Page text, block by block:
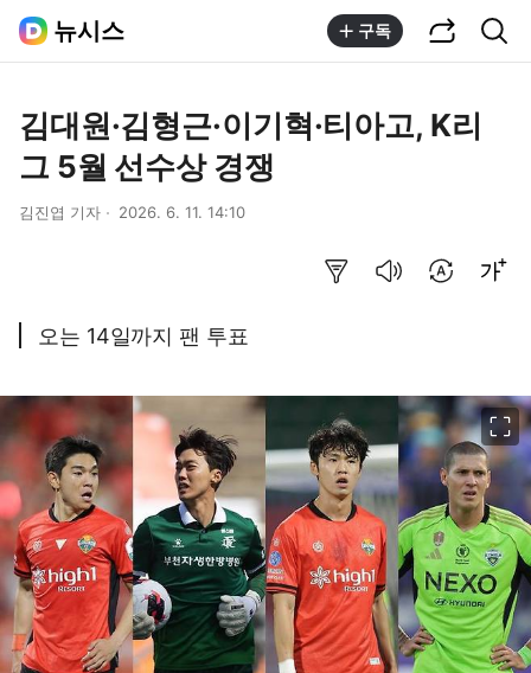
뉴시스 구독
김대원·김형근·이기혁·티아고, K리
그 5월 선수상 경쟁
김진엽 기자 2026. 6. 11. 14:10
오는 14일까지 팬 투표